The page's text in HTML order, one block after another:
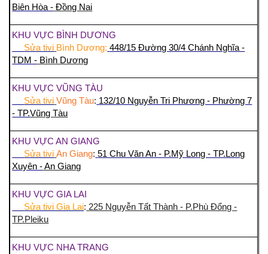
Biên Hòa - Đồng Nai
KHU VỰC BÌNH DƯƠNG
Sửa tivi Bình Dương: 448/15 Đường 30/4 Chánh Nghĩa -
TDM - Bình Dương
KHU VỰC VŨNG TÀU
Sửa tivi Vũng Tàu: 132/10 Nguyễn Tri Phương - Phường 7
- TP.Vũng Tàu
KHU VỰC AN GIANG
Sửa tivi An Giang: 51 Chu Văn An - P.Mỹ Long - TP.Long
Xuyên -An Giang
KHU VỰC GIA LAI
Sửa tivi Gia Lai: 225 Nguyễn Tất Thành - P.Phù Đổng -
TP.Pleiku
KHU VỰC NHA TRANG